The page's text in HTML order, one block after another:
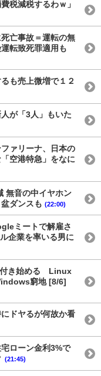
税減税するわｗ」
亡事故＝運転の無
転致死罪適用も
も売上微増で１２
が「3人」もいた
ァリーナ、日本の
空港特急」をなに
無音の中イヤホン
ダンスも (22:00)
ミートで解雇さ
企業を率いる男に
付き始める Linux
窮地 [8/6]
ドヤるが何故か看
ローン金利3%で
(21:45)